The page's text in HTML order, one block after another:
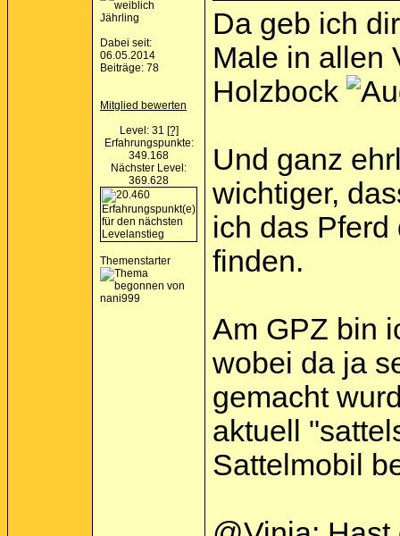
Jährling
Dabei seit:
06.05.2014
Beiträge: 78
Mitglied bewerten
Level: 31 [?]
Erfahrungspunkte:
349.168
Nächster Level:
369.628
Themenstarter
Da geb ich
Male in allen
Holzbock
Und ganz
wichtiger,
ich das
finden.
Am GPZ bin
wobei da ja
gemacht
aktuell
Sattelmobil